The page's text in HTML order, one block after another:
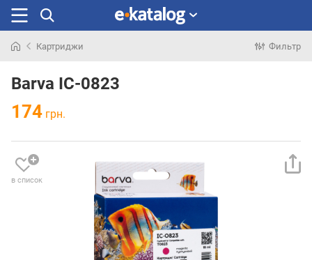
раньше
Картриджи Фильтр
Barva IC-0823
174 грн.
в список